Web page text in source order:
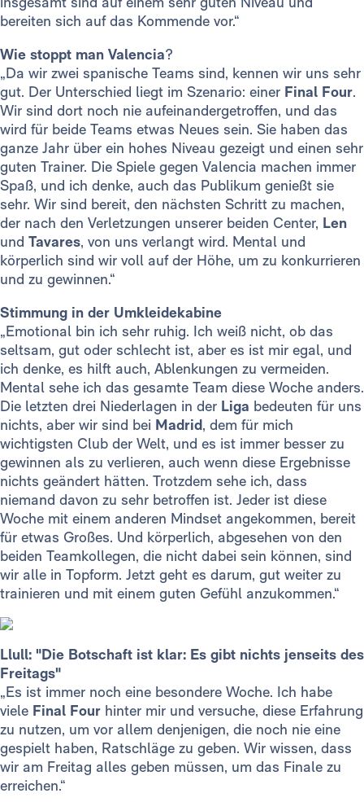
bereiten sich auf das Kommende vor.“
Wie stoppt man Valencia?
„Da wir zwei spanische Teams sind, kennen wir uns sehr
gut. Der Unterschied liegt im Szenario: einer Final Four.
Wir sind dort noch nie aufeinandergetroffen, und das
wird für beide Teams etwas Neues sein. Sie haben das
ganze Jahr über ein hohes Niveau gezeigt und einen sehr
guten Trainer. Die Spiele gegen Valencia machen immer
Spaß, und ich denke, auch das Publikum genießt sie
sehr. Wir sind bereit, den nächsten Schritt zu machen,
der nach den Verletzungen unserer beiden Center, Len
und Tavares, von uns verlangt wird. Mental und
körperlich sind wir voll auf der Höhe, um zu konkurrieren
und zu gewinnen.“
Stimmung in der Umkleidekabine
„Emotional bin ich sehr ruhig. Ich weiß nicht, ob das
seltsam, gut oder schlecht ist, aber es ist mir egal, und
ich denke, es hilft auch, Ablenkungen zu vermeiden.
Mental sehe ich das gesamte Team diese Woche anders.
Die letzten drei Niederlagen in der Liga bedeuten für uns
nichts, aber wir sind bei Madrid, dem für mich
wichtigsten Club der Welt, und es ist immer besser zu
gewinnen als zu verlieren, auch wenn diese Ergebnisse
nichts geändert hätten. Trotzdem sehe ich, dass
niemand davon zu sehr betroffen ist. Jeder ist diese
Woche mit einem anderen Mindset angekommen, bereit
für etwas Großes. Und körperlich, abgesehen von den
beiden Teamkollegen, die nicht dabei sein können, sind
wir alle in Topform. Jetzt geht es darum, gut weiter zu
trainieren und mit einem guten Gefühl anzukommen.“
Llull: "Die Botschaft ist klar: Es gibt nichts jenseits des
Freitags"
„Es ist immer noch eine besondere Woche. Ich habe
viele Final Four hinter mir und versuche, diese Erfahrung
zu nutzen, um vor allem denjenigen, die noch nie eine
gespielt haben, Ratschläge zu geben. Wir wissen, dass
wir am Freitag alles geben müssen, um das Finale zu
erreichen.“